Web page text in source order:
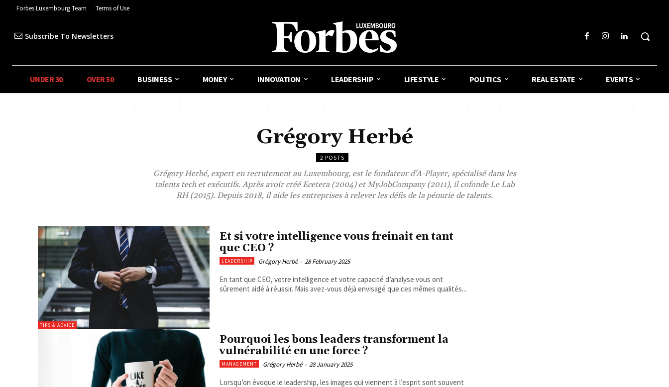
Forbes Luxembourg Team Terms of Use
Subscribe To Newsletters
UNDER 30 OVER 50 BUSINESS MONEY INNOVATION LEADERSHIP LIFESTYLE POLITICS REAL ESTATE EVENTS
Grégory Herbé
2 POSTS
Grégory Herbé, expert en recrutement au Luxembourg, est le fondateur d'A-Player, spécialisé dans les
talents tech et exécutifs. Après avoir créé Ecetera (2004) et MyJobCompany (2011), il cofonde Le Lab
RH (2015). Depuis 2018, il aide les entreprises à relever les défis de la pénurie de talents.
TIPS & ADVICE
Et si votre intelligence vous freinait en tant
que CEO ?
LEADERSHIP Grégory Herbé - 28 February 2025
En tant que CEO, votre intelligence et votre capacité d’analyse vous ont
sûrement aidé à réussir. Mais avez-vous déjà envisagé que ces mêmes qualités...
Pourquoi les bons leaders transforment la
vulnérabilité en une force ?
MANAGEMENT Grégory Herbé - 28 January 2025
Lorsqu’on évoque le leadership, les images qui viennent à l’esprit sont souvent